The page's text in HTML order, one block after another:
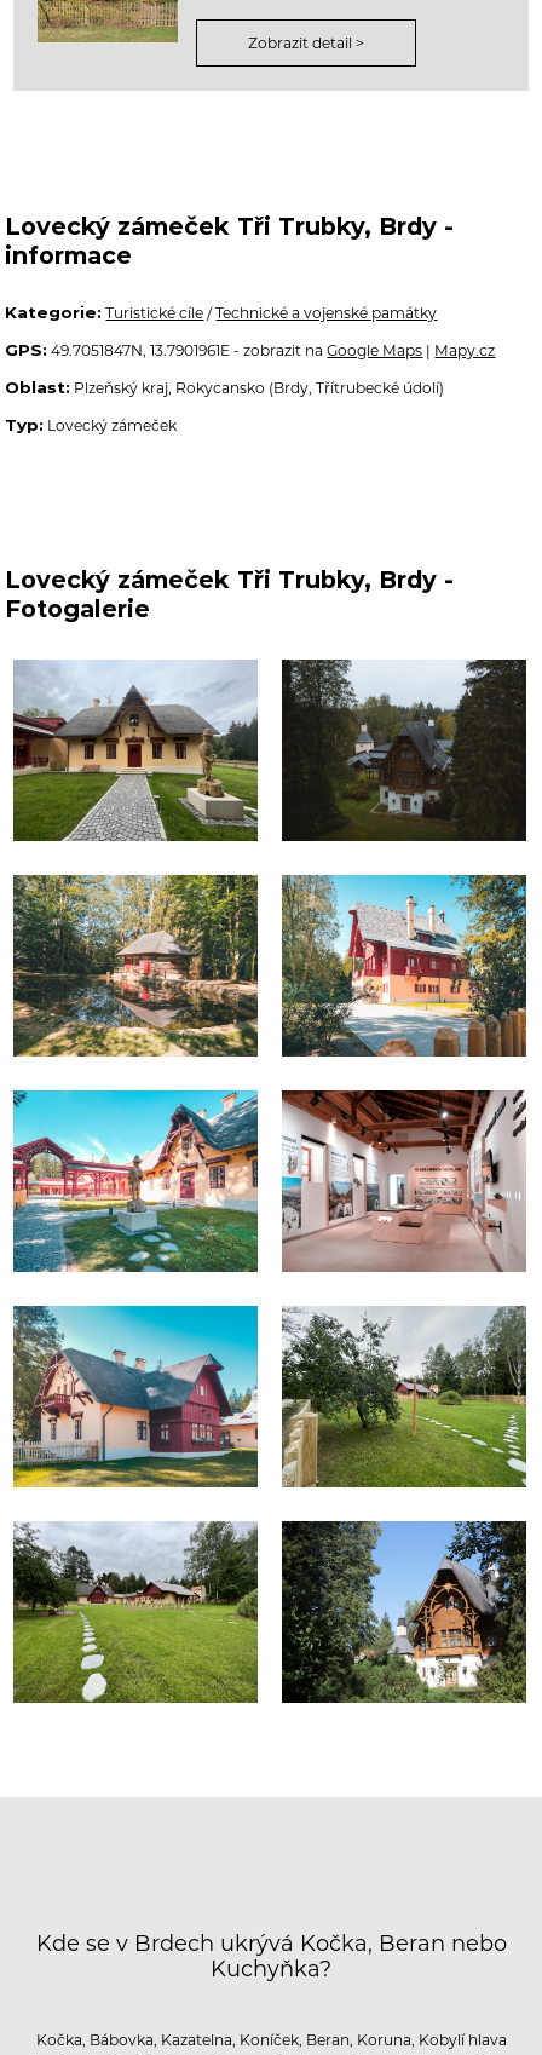
Zobrazit detail >
Lovecký zámeček Tři Trubky, Brdy -
informace
Kategorie: Turistické cíle /Technické a vojenské památky
GPS: 49.7051847N, 13.7901961E - zobrazit naGoogle Maps | Mapy.cz
Oblast: Plzeňský kraj, Rokycansko (Brdy, Třítrubecké údolí)
Typ: Lovecký zámeček
Lovecký zámeček Tři Trubky, Brdy -
Fotogalerie
Kde se v Brdech ukrývá Kočka, Beran nebo
Kuchyňka?
Kočka, Bábovka, Kazatelna, Koníček, Beran, Koruna, Kobylí hlava